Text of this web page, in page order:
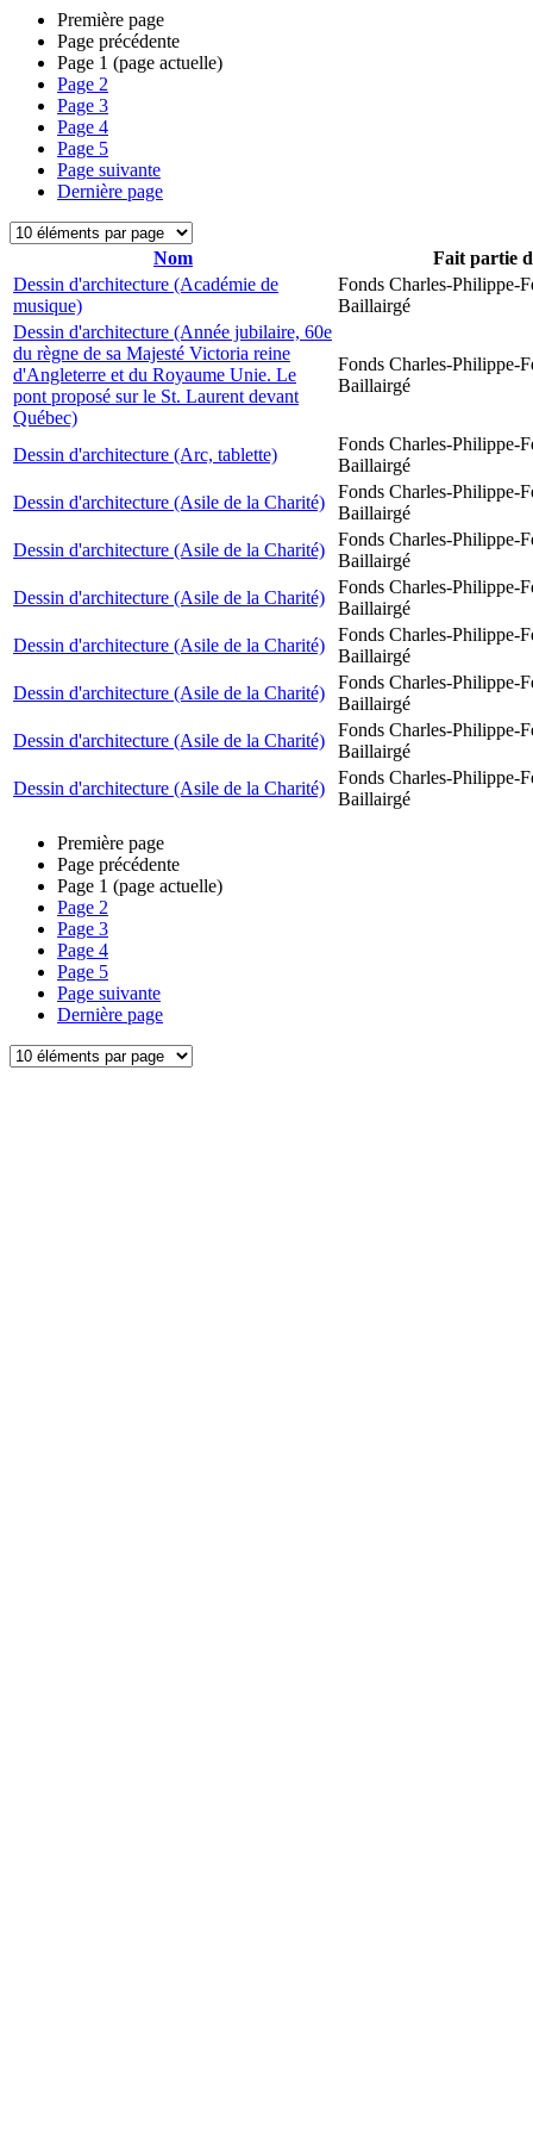
Première page
Page précédente
Page 1 (page actuelle)
Page 2
Page 3
Page 4
Page 5
Page suivante
Dernière page
Nom
Fait partie
Dessin d'architecture (Académie de
musique)
Fonds Charles-Philippe-
Baillairgé
Dessin d'architecture (Année jubilaire, 60e
du règne de sa Majesté Victoria reine
d'Angleterre et du Royaume Unie. Le
pont proposé sur le St. Laurent devant
Québec)
Fonds Charles-Philippe-
Baillairgé
Dessin d'architecture (Arc, tablette)
Fonds Charles-Philippe-
Baillairgé
Dessin d'architecture (Asile de la Charité)
Fonds Charles-Philippe-
Baillairgé
Dessin d'architecture (Asile de la Charité)
Fonds Charles-Philippe-
Baillairgé
Dessin d'architecture (Asile de la Charité)
Fonds Charles-Philippe-
Baillairgé
Dessin d'architecture (Asile de la Charité)
Fonds Charles-Philippe-
Baillairgé
Dessin d'architecture (Asile de la Charité)
Fonds Charles-Philippe-
Baillairgé
Dessin d'architecture (Asile de la Charité)
Fonds Charles-Philippe-
Baillairgé
Dessin d'architecture (Asile de la Charité)
Fonds Charles-Philippe-
Baillairgé
Première page
Page précédente
Page 1 (page actuelle)
Page 2
Page 3
Page 4
Page 5
Page suivante
Dernière page